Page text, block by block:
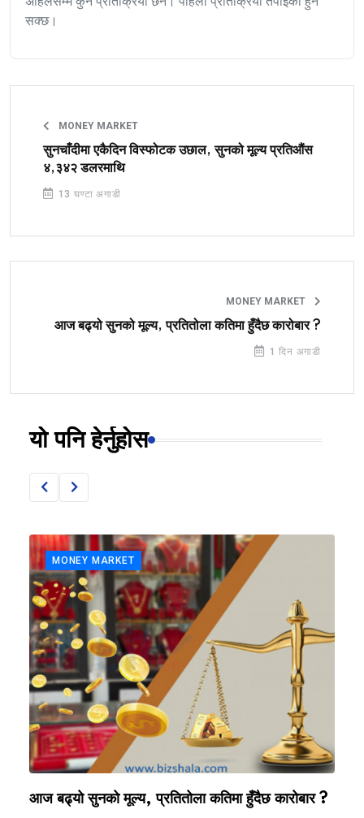
सक्छ।
MONEY MARKET
सुनचाँदीमा एकैदिन विस्फोटक उछाल, सुनको मूल्य प्रतिऔंस
४,३४२ डलरमाथि
13 घण्टा अगाडी
MONEY MARKET
आज बढ्यो सुनको मूल्य, प्रतितोला कतिमा हुँदैछ कारोबार ?
1 दिन अगाडी
यो पनि हेर्नुहोस
MONEY MARKET
आज बढ्यो सुनको मूल्य, प्रतितोला कतिमा हुँदैछ कारोबार ?